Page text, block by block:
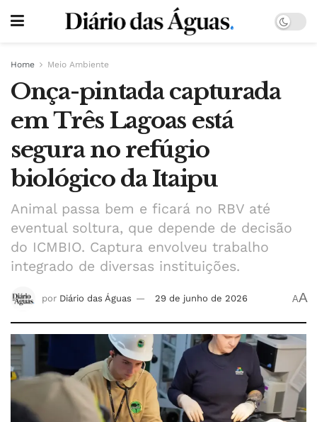
Home Meio Ambiente
Onça-pintada capturada
em Três Lagoas está
segura no refúgio
biológico da Itaipu
Animal passa bem e ficará no RBV até
eventual soltura, que depende de decisão
do ICMBIO. Captura envolveu trabalho
integrado de diversas instituições.
por Diário das Águas 29 de junho de 2026 AA